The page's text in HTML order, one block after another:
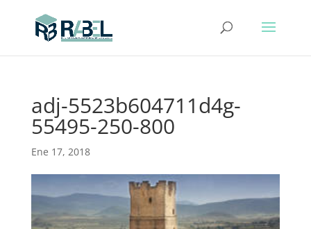
adj-5523b604711d4g-
55495-250-800
Ene 17, 2018